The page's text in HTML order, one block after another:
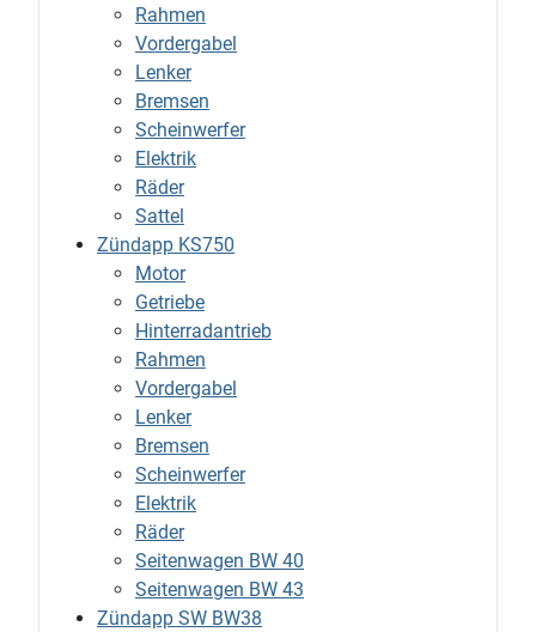
Rahmen
Vordergabel
Lenker
Bremsen
Scheinwerfer
Elektrik
Räder
Sattel
Zündapp KS750
Motor
Getriebe
Hinterradantrieb
Rahmen
Vordergabel
Lenker
Bremsen
Scheinwerfer
Elektrik
Räder
Seitenwagen BW 40
Seitenwagen BW 43
Zündapp SW BW38